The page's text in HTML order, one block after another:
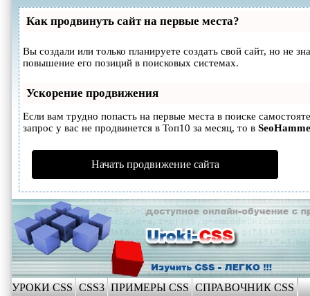
Как продвинуть сайт на первые места?
Вы создали или только планируете создать свой сайт, но не
повышение его позиций в поисковых системах.
Ускорение продвижения
Если вам трудно попасть на первые места в поиске
запрос у вас не продвинется в Топ10 за месяц, то в
Начать продвижение сайта
УРОКИ CSS CSS3 ПРИМЕРЫ CSS СПРАВОЧНИК CSS